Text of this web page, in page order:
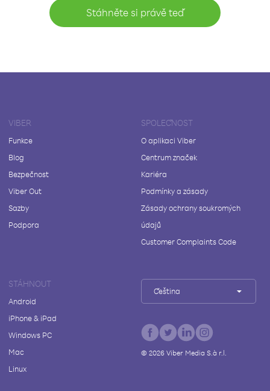
Stáhněte si právě teď
VIBER
Funkce
Blog
Bezpečnost
Viber Out
Sazby
Podpora
SPOLEČNOST
O aplikaci Viber
Centrum značek
Kariéra
Podmínky a zásady
Zásady ochrany soukromých
údajů
Customer Complaints Code
STÁHNOUT
Android
iPhone & iPad
Windows PC
Mac
Linux
Čeština
© 2026Viber Media S.à r.l.